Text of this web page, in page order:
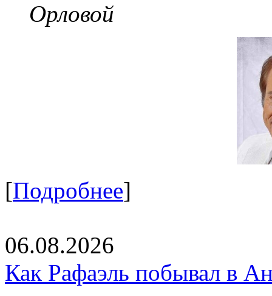
Орловой
[Подробнее]
06.08.2026
Как Рафаэль побывал в